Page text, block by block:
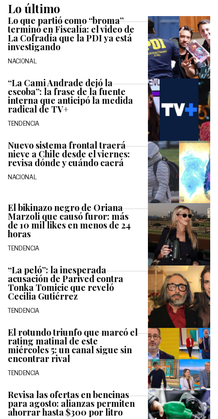
Lo último
Lo que partió como “broma”
terminó en Fiscalía: el video de
La Cofradía que la PDI ya está
investigando
NACIONAL
“La Cami Andrade dejó la
escoba”: la frase de la fuente
interna que anticipó la medida
radical de TV+
TENDENCIA
Nuevo sistema frontal traerá
nieve a Chile desde el viernes:
revisa dónde y cuándo caerá
NACIONAL
El bikinazo negro de Oriana
Marzoli que causó furor: más
de 10 mil likes en menos de 24
horas
TENDENCIA
“La peló”: la inesperada
acusación de Parived contra
Tonka Tomicic que reveló
Cecilia Gutiérrez
TENDENCIA
El rotundo triunfo que marcó el
rating matinal de este
miércoles 5: un canal sigue sin
encontrar rival
TENDENCIA
Revisa las ofertas en bencinas
para agosto: alianzas permiten
ahorrar hasta $300 por litro